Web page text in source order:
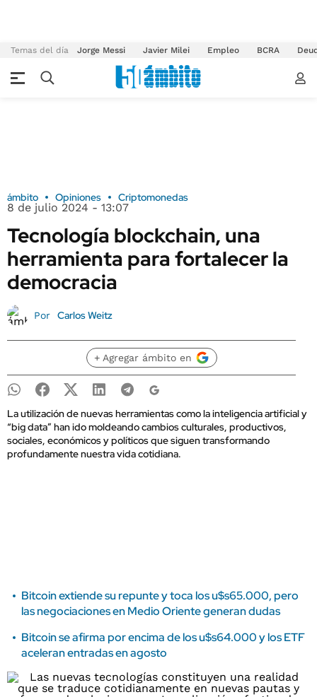
Temas del día Jorge Messi Javier Milei Empleo BCRA
ámbito Opiniones Criptomonedas
8 de julio 2024 - 13:07
Tecnología blockchain, una
herramienta para fortalecer la
democracia
Por Carlos Weitz
+ Agregar ámbito en
La utilización de nuevas herramientas como la inteligencia artificial y
“big data” han ido moldeando cambios culturales, productivos,
sociales, económicos y políticos que siguen transformando
profundamente nuestra vida cotidiana.
Bitcoin extiende su repunte y toca los u$s65.000, pero
las negociaciones en Medio Oriente generan dudas
Bitcoin se afirma por encima de los u$s64.000 y los ETF
aceleran entradas en agosto